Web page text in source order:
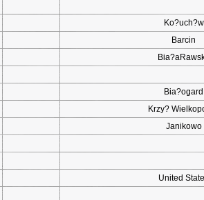
Ko?uch?w
Barcin
Bia?ogard
Krzy?
Janikowo
United